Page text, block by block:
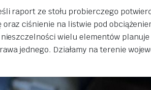
raport ze stołu probierczego
ciśnienie na listwie pod
wielu elementów
jednego. Działamy na terenie